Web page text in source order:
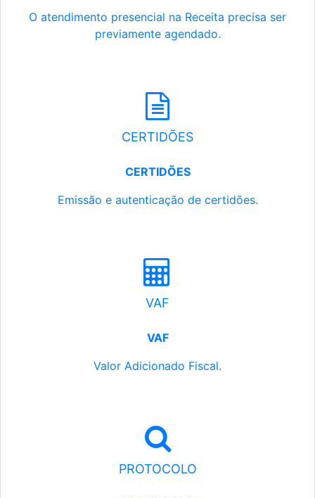
O atendimento presencial na Receita precisa ser
previamente agendado.
CERTIDÕES
CERTIDÕES
Emissão e autenticação de certidões.
VAF
VAF
Valor Adicionado Fiscal.
PROTOCOLO